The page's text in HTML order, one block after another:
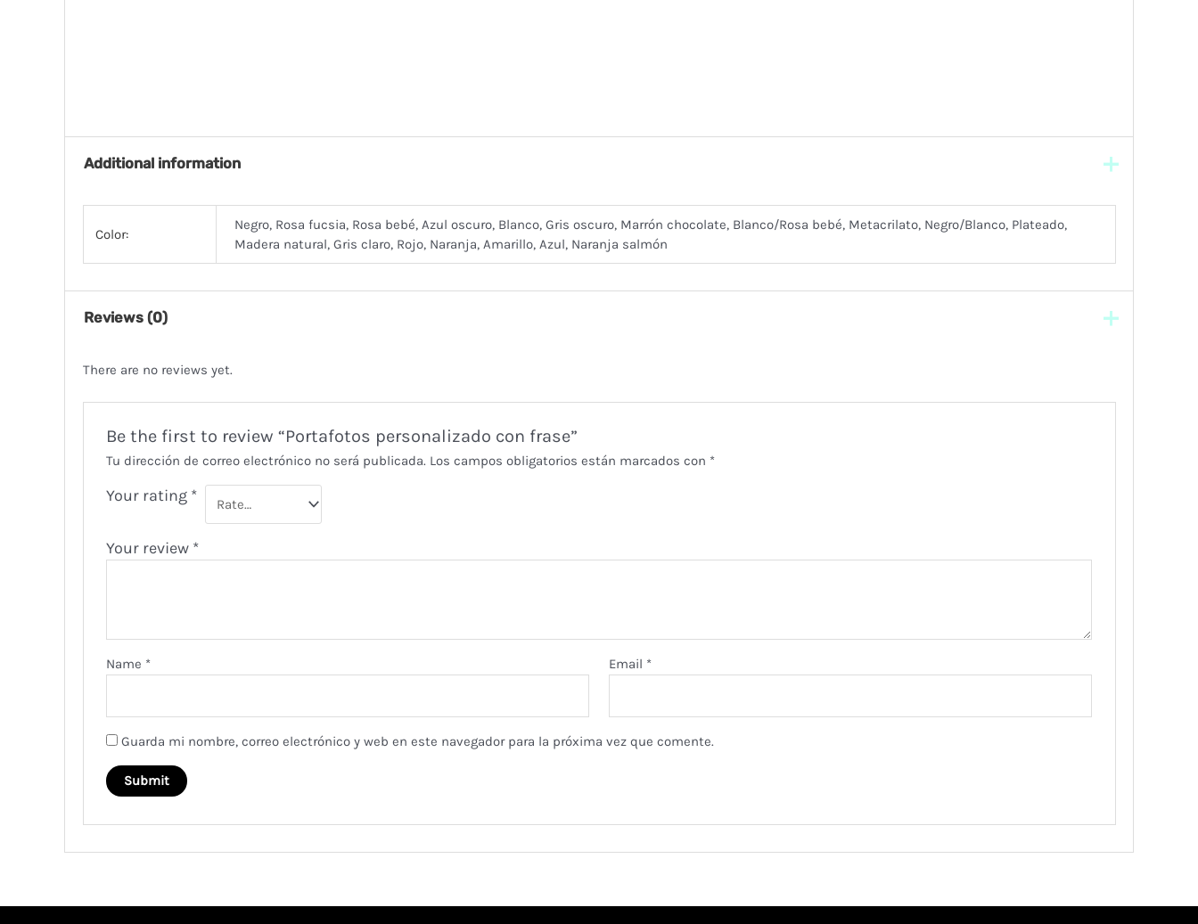
Additional information
Color:
Negro, Rosa fucsia, Rosa bebé, Azul oscuro, Blanco, Gris oscuro, Marrón chocolate, Blanco/Rosa bebé, Metacrilato, Negro/Blanco, Plateado,
Madera natural, Gris claro, Rojo, Naranja, Amarillo, Azul, Naranja salmón
Reviews (0)
There are no reviews yet.
Be the first to review “Portafotos personalizado con frase”
Tu dirección de correo electrónico no será publicada. Los campos obligatorios están marcados con *
Your rating *
Your review *
Name * Email *
Guarda mi nombre, correo electrónico y web en este navegador para la próxima vez que comente.